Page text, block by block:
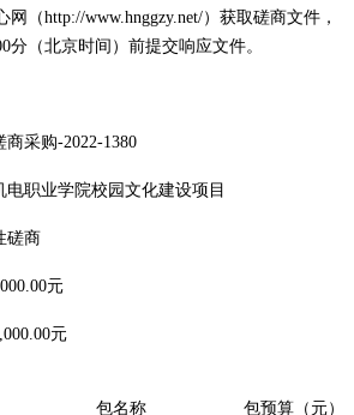
网（http://www.hnggzy.net/）获取磋商文件，
分（北京时间）前提交响应文件。
商采购-2022-1380
电职业学院校园文化建设项目
磋商
元
元
包名称 包预算（元）